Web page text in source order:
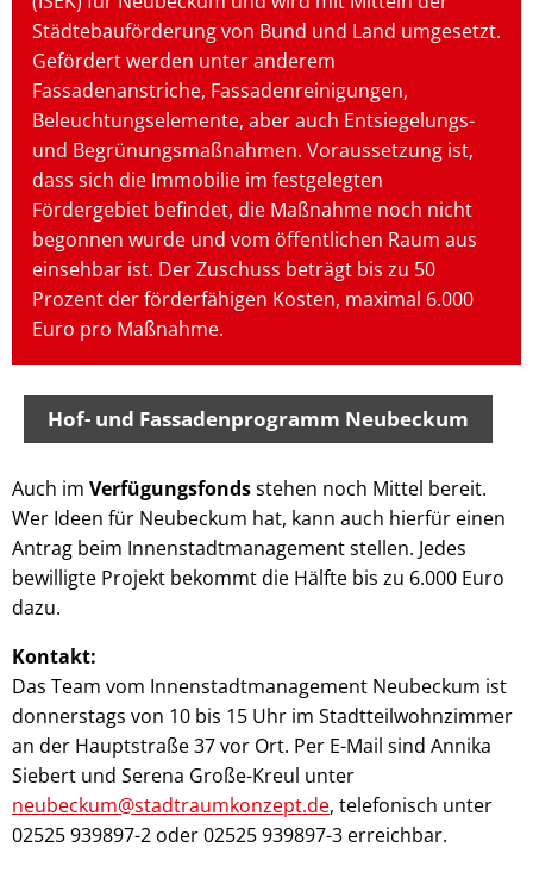
Städtebauförderung von Bund und Land umgesetzt.
Gefördert werden unter anderem
Fassadenanstriche, Fassadenreinigungen,
Beleuchtungselemente, aber auch Entsiegelungs-
und Begrünungsmaßnahmen. Voraussetzung ist,
dass sich die Immobilie im festgelegten
Fördergebiet befindet, die Maßnahme noch nicht
begonnen wurde und vom öffentlichen Raum aus
einsehbar ist. Der Zuschuss beträgt bis zu 50
Prozent der förderfähigen Kosten, maximal 6.000
Euro pro Maßnahme.
Hof- und Fassadenprogramm Neubeckum
Auch im Verfügungsfondsstehen noch Mittel bereit.
Wer Ideen für Neubeckum hat, kann auch hierfür einen
Antrag beim Innenstadtmanagement stellen. Jedes
bewilligte Projekt bekommt die Hälfte bis zu 6.000 Euro
dazu.
Kontakt:
Das Team vom Innenstadtmanagement Neubeckum ist
donnerstags von 10 bis 15 Uhr im Stadtteilwohnzimmer
an der Hauptstraße 37 vor Ort. Per E-Mail sind Annika
Siebert und Serena Große-Kreul unter
neubeckum@stadtraumkonzept.de, telefonisch unter
02525 939897-2 oder 02525 939897-3 erreichbar.